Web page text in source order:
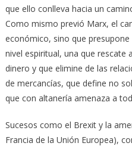
que ello conlleva hacia un
Como mismo previó Marx, el
económico, sino que
nivel espiritual, una que rescate
dinero y que elimine de las
de mercancías, que define no
que con altanería amenaza a
Sucesos como el Brexit y la
Francia de la Unión Europea),